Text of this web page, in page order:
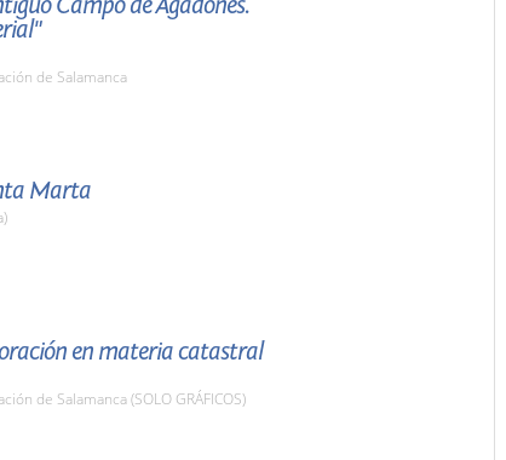
de Salamanca
Marta
en materia catastral
de Salamanca (SOLO GRÁFICOS)